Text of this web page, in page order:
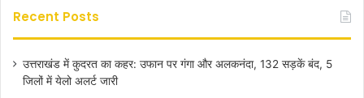
Recent Posts
उत्तराखंड में कुदरत का कहर: उफान पर गंगा और अलकनंदा, 132 सड़कें बंद, 5
जिलों में येलो अलर्ट जारी